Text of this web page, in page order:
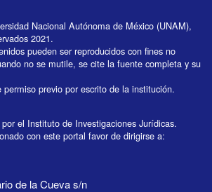
Nacional Autónoma de México (UNAM),
2021.
pueden ser reproducidos con fines no
no se mutile, se cite la fuente completa y su
previo por escrito de la institución.
el Instituto de Investigaciones Jurídicas.
con este portal favor de dirigirse a:
de la Cueva s/n